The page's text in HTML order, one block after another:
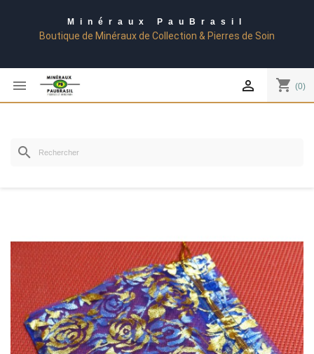
Minéraux PauBrasil
Boutique de Minéraux de Collection & Pierres de Soin
 shopping_cart (0)

search